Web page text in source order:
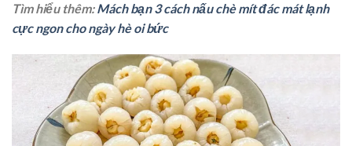
Tìm hiểu thêm:Mách bạn 3 cách nấu chè mít đác mát lạnh
cực ngon cho ngày hè oi bức